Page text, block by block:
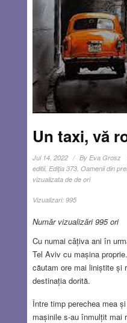
Un taxi, vă
Jul 14, 2022 By Eva Grosz
editii, Ediţia 373, Oamenii din
vizualizata de de ori
Vizualizari: 995
Număr vizualizări 995 ori
Cu numai câțiva ani în
Tel Aviv cu mașina
căutam ore mai liniștite și
destinația dorită.
Între timp perechea mea
mașinile s-au înmulțit mai